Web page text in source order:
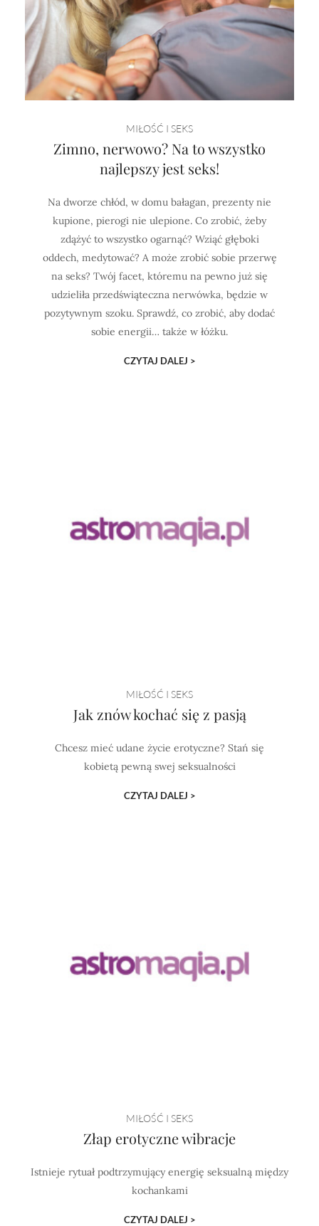
MIŁOŚĆ I SEKS
Zimno, nerwowo? Na to wszystko
najlepszy jest seks!
Na dworze chłód, w domu bałagan, prezenty nie
kupione, pierogi nie ulepione. Co zrobić, żeby
zdążyć to wszystko ogarnąć? Wziąć głęboki
oddech, medytować? A może zrobić sobie przerwę
na seks? Twój facet, któremu na pewno już się
udzieliła przedświąteczna nerwówka, będzie w
pozytywnym szoku. Sprawdź, co zrobić, aby dodać
sobie energii… także w łóżku.
CZYTAJ DALEJ >
MIŁOŚĆ I SEKS
Jak znów kochać się z pasją
Chcesz mieć udane życie erotyczne? Stań się
kobietą pewną swej seksualności
CZYTAJ DALEJ >
MIŁOŚĆ I SEKS
Złap erotyczne wibracje
Istnieje rytuał podtrzymujący energię seksualną między
kochankami
CZYTAJ DALEJ >